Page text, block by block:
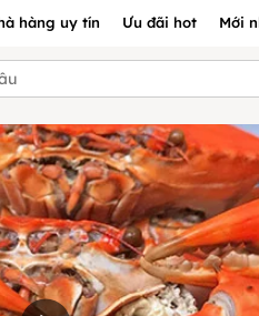
hàng uy tín Ưu đãi hot Mới